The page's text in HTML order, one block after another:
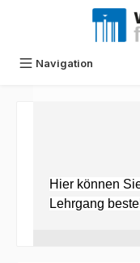
Zum Hauptinhalt springen
Navigation
Hier können
Lehrgang